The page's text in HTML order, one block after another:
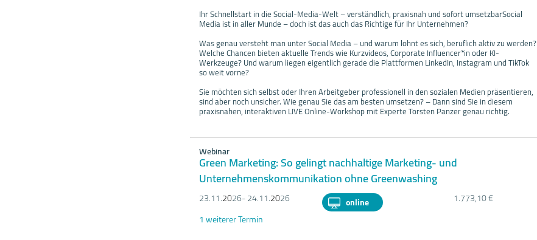
Ihr Schnellstart in die Social-Media-Welt – verständlich, praxisnah und sofort umsetzbarSocial
Media ist in aller Munde – doch ist das auch das Richtige für Ihr Unternehmen?
Was genau versteht man unter Social Media – und warum lohnt es sich, beruflich aktiv zu werden?
Welche Chancen bieten aktuelle Trends wie Kurzvideos, Corporate Influencer*in oder KI-
Werkzeuge? Und warum liegen eigentlich gerade die Plattformen LinkedIn, Instagram und TikTok
so weit vorne?
Sie möchten sich selbst oder Ihren Arbeitgeber professionell in den sozialen Medien präsentieren,
sind aber noch unsicher. Wie genau Sie das am besten umsetzen? – Dann sind Sie in diesem
praxisnahen, interaktiven LIVE Online-Workshop mit Experte Torsten Panzer genau richtig.
Webinar
Green Marketing: So gelingt nachhaltige Marketing- und
Unternehmenskommunikation ohne Greenwashing
23.11.2026- 24.11.2026 online
1.773,10 €
1 weiterer Termin